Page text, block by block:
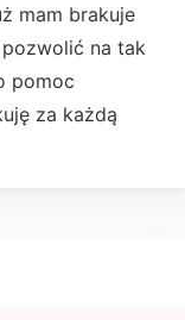
mam brakuje
na tak
pomoc
za każdą